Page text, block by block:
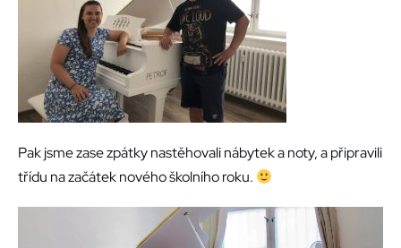
Pak jsme zase zpátky nastěhovali nábytek a noty, a připravili
třídu na začátek nového školního roku.